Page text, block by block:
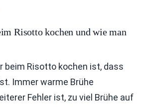
Risotto kochen und wie man
beim Risotto kochen ist, dass
Immer warme Brühe
Fehler ist, zu viel Brühe auf